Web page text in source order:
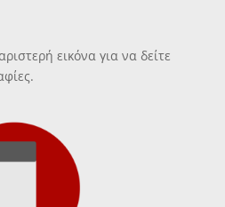
εικόνα για να δείτε